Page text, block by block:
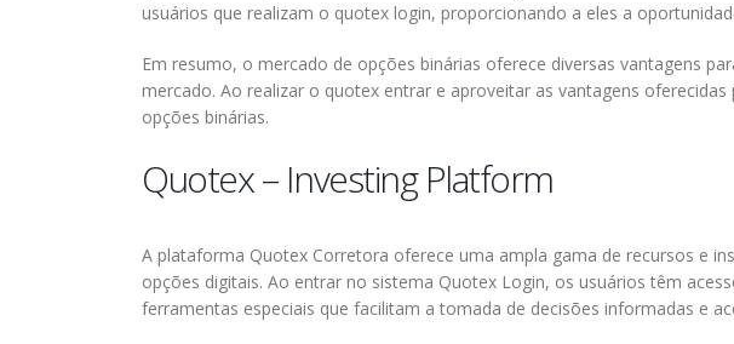
usuários que realizam o quotex login, proporcionando a eles a
Em resumo, o mercado de opções binárias oferece diversas vantagens
mercado. Ao realizar o quotex entrar e aproveitar as vantagens
opções binárias.
Quotex – Investing Platform
A plataforma Quotex Corretora oferece uma ampla gama de recursos e
opções digitais. Ao entrar no sistema Quotex Login, os usuários têm
ferramentas especiais que facilitam a tomada de decisões informadas e